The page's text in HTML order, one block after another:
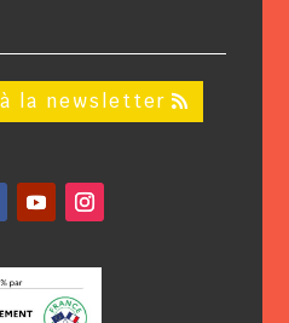
la newsletter